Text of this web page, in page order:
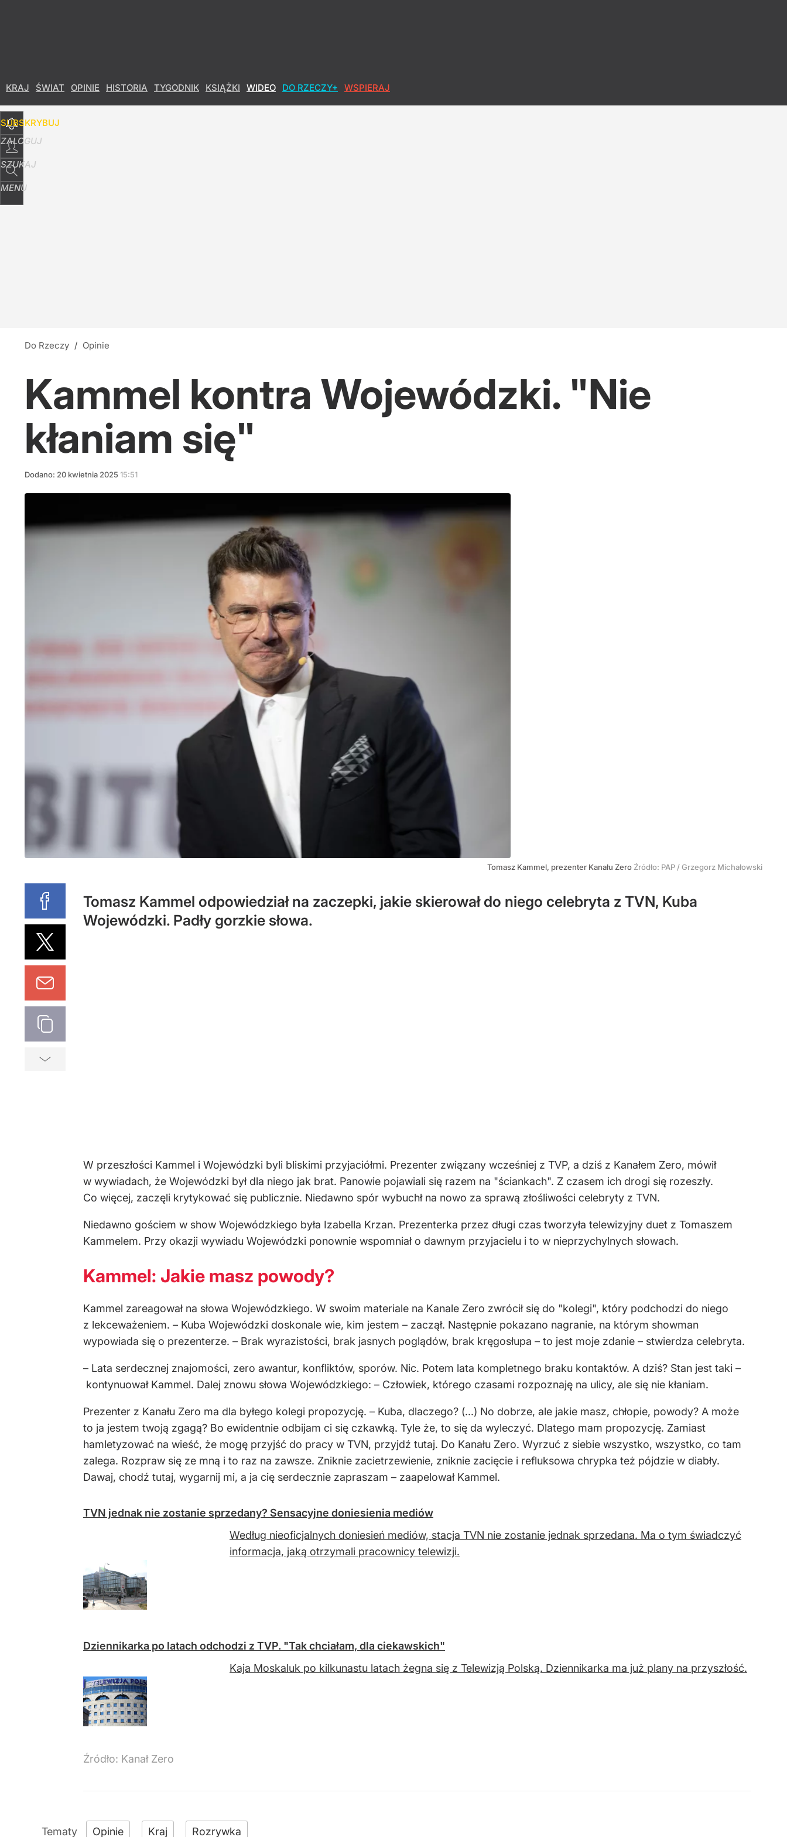
KRAJ ŚWIAT OPINIE HISTORIA TYGODNIK KSIĄŻKI WIDEO DO RZECZY+ WSPIERAJ
SUBSKRYBUJ
ZALOGUJ
SZUKAJ
MENU
Do Rzeczy / Opinie
Kammel kontra Wojewódzki. "Nie
kłaniam się"
Dodano: 20 kwietnia 2025 15:51
Tomasz Kammel, prezenter Kanału Zero Źródło: PAP /Grzegorz Michałowski
Tomasz Kammel odpowiedział na zaczepki, jakie skierował do niego celebryta z TVN, Kuba
Wojewódzki. Padły gorzkie słowa.
W przeszłości Kammel i Wojewódzki byli bliskimi przyjaciółmi. Prezenter związany wcześniej z TVP, a dziś z Kanałem Zero, mówił
w wywiadach, że Wojewódzki był dla niego jak brat. Panowie pojawiali się razem na "ściankach". Z czasem ich drogi się rozeszły.
Co więcej, zaczęli krytykować się publicznie. Niedawno spór wybuchł na nowo za sprawą złośliwości celebryty z TVN.
Niedawno gościem w show Wojewódzkiego była Izabella Krzan. Prezenterka przez długi czas tworzyła telewizyjny duet z Tomaszem
Kammelem. Przy okazji wywiadu Wojewódzki ponownie wspomniał o dawnym przyjacielu i to w nieprzychylnych słowach.
Kammel: Jakie masz powody?
Kammel zareagował na słowa Wojewódzkiego. W swoim materiale na Kanale Zero zwrócił się do "kolegi", który podchodzi do niego
z lekceważeniem. – Kuba Wojewódzki doskonale wie, kim jestem – zaczął. Następnie pokazano nagranie, na którym showman
wypowiada się o prezenterze. – Brak wyrazistości, brak jasnych poglądów, brak kręgosłupa – to jest moje zdanie – stwierdza celebryta.
– Lata serdecznej znajomości, zero awantur, konfliktów, sporów. Nic. Potem lata kompletnego braku kontaktów. A dziś? Stan jest taki –
kontynuował Kammel. Dalej znowu słowa Wojewódzkiego: – Człowiek, którego czasami rozpoznaję na ulicy, ale się nie kłaniam.
Prezenter z Kanału Zero ma dla byłego kolegi propozycję. – Kuba, dlaczego? (...) No dobrze, ale jakie masz, chłopie, powody? A może
to ja jestem twoją zgagą? Bo ewidentnie odbijam ci się czkawką. Tyle że, to się da wyleczyć. Dlatego mam propozycję. Zamiast
hamletyzować na wieść, że mogę przyjść do pracy w TVN, przyjdź tutaj. Do Kanału Zero. Wyrzuć z siebie wszystko, wszystko, co tam
zalega. Rozpraw się ze mną i to raz na zawsze. Zniknie zacietrzewienie, zniknie zacięcie i refluksowa chrypka też pójdzie w diabły.
Dawaj, chodź tutaj, wygarnij mi, a ja cię serdecznie zapraszam – zaapelował Kammel.
TVN jednak nie zostanie sprzedany? Sensacyjne doniesienia mediów
Według nieoficjalnych doniesień mediów, stacja TVN nie zostanie jednak sprzedana. Ma o tym świadczyć
informacja, jaką otrzymali pracownicy telewizji.
Dziennikarka po latach odchodzi z TVP. "Tak chciałam, dla ciekawskich"
Kaja Moskaluk po kilkunastu latach żegna się z Telewizją Polską. Dziennikarka ma już plany na przyszłość.
Źródło: Kanał Zero
Opinie Kraj Rozrywka